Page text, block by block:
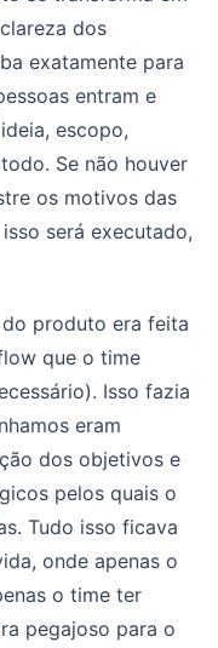
dos
exatamente para
entram e
escopo,
Se não houver
os motivos das
será executado,
produto era feita
que o time
Isso fazia
eram
dos objetivos e
pelos quais o
Tudo isso ficava
onde apenas o
o time ter
pegajoso para o